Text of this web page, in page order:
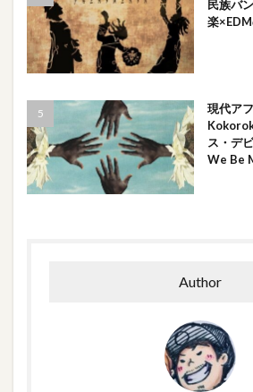
民族バ
楽
現代ア
ス・デ
We Be
Author